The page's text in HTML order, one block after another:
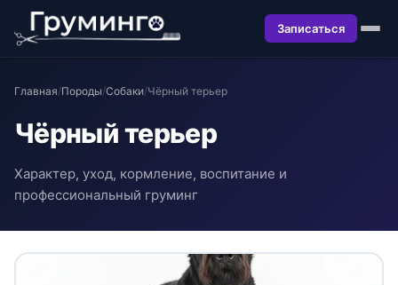
Записаться
Главная/Породы/Собаки/Чёрный терьер
Чёрный терьер
Характер, уход, кормление, воспитание и
профессиональный груминг